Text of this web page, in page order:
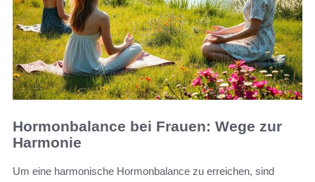
Hormonbalance bei Frauen: Wege zur
Harmonie
Um eine harmonische Hormonbalance zu erreichen, sind